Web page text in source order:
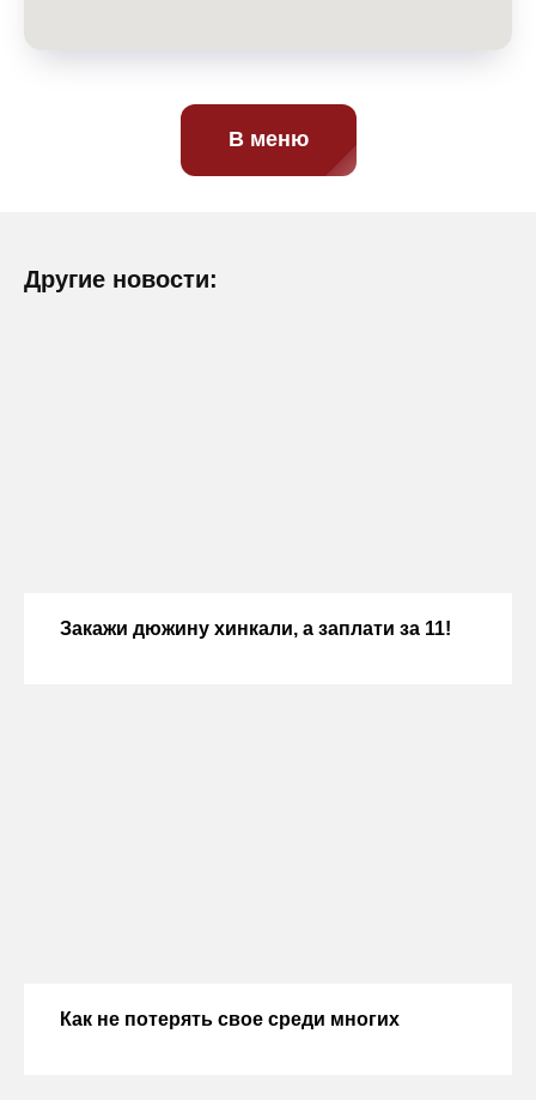
В меню
Другие новости:
Закажи дюжину хинкали, а заплати за 11!
Как не потерять свое среди многих